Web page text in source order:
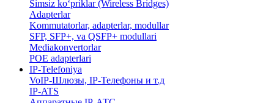
Simsiz ko‘priklar (Wireless Bridges)
Adapterlar
Kommutatorlar, adapterlar, modullar
SFP, SFP+, va QSFP+ modullari
Mediakonvertorlar
POE adapterlari
IP-Telefoniya
VoIP-Шлюзы, IP-Телефоны и т.д
IP-ATS